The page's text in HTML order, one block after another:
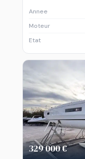
Annee
Moteur
Etat
329 000 €